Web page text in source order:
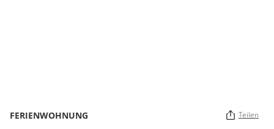
FERIENWOHNUNG Teilen